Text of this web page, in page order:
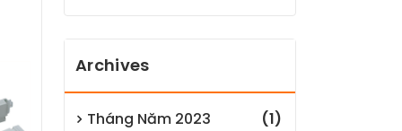
Archives
Tháng Năm 2023 (1)